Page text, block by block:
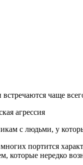
чаще
агрессия
с людьми, у
портится
которые нередко